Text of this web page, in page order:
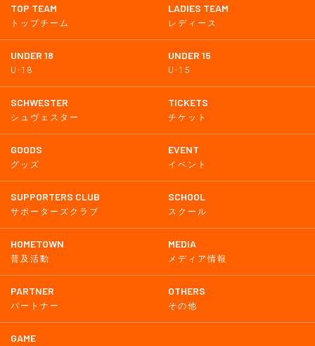
TOP TEAM
トップチーム
LADIES TEAM
レディース
UNDER 18
U-18
UNDER 15
U-15
SCHWESTER
シュヴェスター
TICKETS
チケット
GOODS
グッズ
EVENT
イベント
SUPPORTERS CLUB
サポーターズクラブ
SCHOOL
スクール
HOMETOWN
普及活動
MEDIA
メディア情報
PARTNER
パートナー
OTHERS
その他
GAME